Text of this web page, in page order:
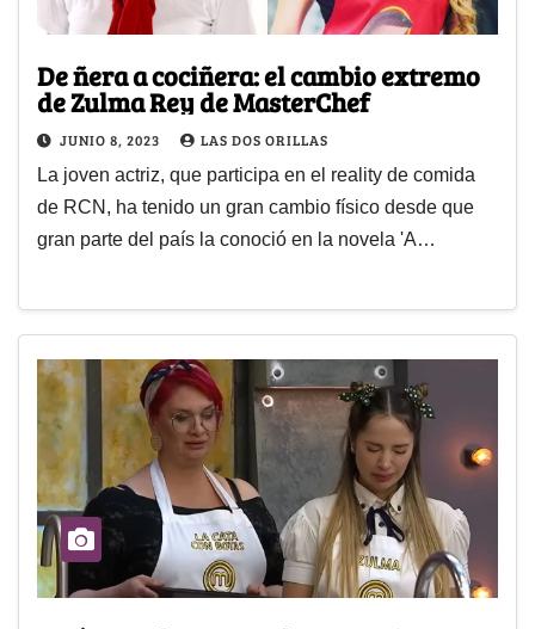
De ñera a cociñera: el cambio extremo
de Zulma Rey de MasterChef
JUNIO 8, 2023 LAS DOS ORILLAS
La joven actriz, que participa en el reality de comida
de RCN, ha tenido un gran cambio físico desde que
gran parte del país la conoció en la novela 'A…